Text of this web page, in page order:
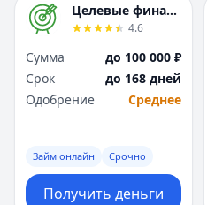
Целевые финансы
4.6
Сумма
до 100 000 ₽
Срок
до 168 дней
Одобрение
Среднее
Займ онлайн Срочно
Получить деньги